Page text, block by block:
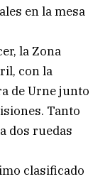
en la mesa
la Zona
con la
de Urne junto
Tanto
dos ruedas
clasificado